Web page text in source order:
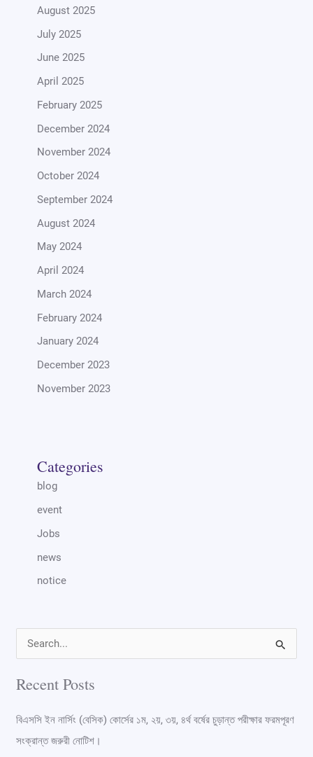
August 2025
July 2025
June 2025
April 2025
February 2025
December 2024
November 2024
October 2024
September 2024
August 2024
May 2024
April 2024
March 2024
February 2024
January 2024
December 2023
November 2023
Categories
blog
event
Jobs
news
notice
a
Recent Posts
বিএসসি ইন নার্সিং (বেসিক) কোর্সের ১ম, ২য়, ৩য়, ৪র্থ বর্ষের চুড়ান্ত পরীক্ষার ফরমপূরণ
সংক্রান্ত জরুরী নোটিশ।